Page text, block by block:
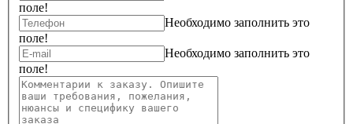
поле!
Необходимо заполнить это
поле!
Необходимо заполнить это
поле!